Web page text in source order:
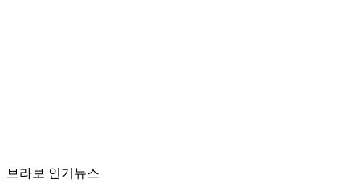
브라보 인기뉴스